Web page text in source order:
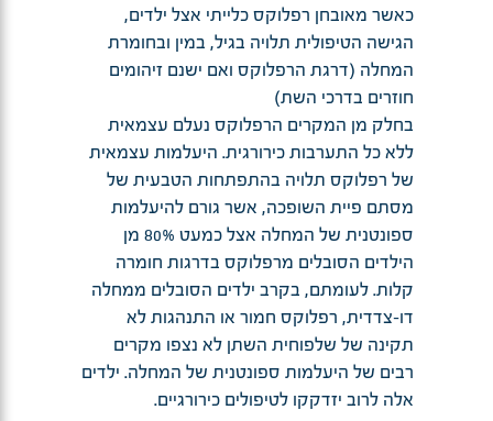
כאשר מאובחן רפלוקס כלייתי אצל ילדים,
הגישה הטיפולית תלויה בגיל, במין ובחומרת
המחלה (דרגת הרפלוקס ואם ישנם זיהומים
חוזרים בדרכי השת)
בחלק מן המקרים הרפלוקס נעלם עצמאית
ללא כל התערבות כירורגית. היעלמות עצמאית
של רפלוקס תלויה בהתפתחות הטבעית של
מסתם פיית השופכה, אשר גורם להיעלמות
ספונטנית של המחלה אצל כמעט 80% מן
הילדים הסובלים מרפלוקס בדרגות חומרה
קלות. לעומתם, בקרב ילדים הסובלים ממחלה
דו-צדדית, רפלוקס חמור או התנהגות לא
תקינה של שלפוחית השתן לא נצפו מקרים
רבים של היעלמות ספונטנית של המחלה. ילדים
אלה לרוב יזדקקו לטיפולים כירורגיים.